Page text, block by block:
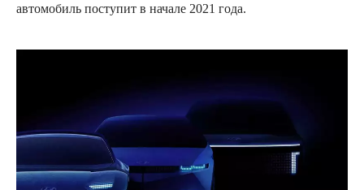
автомобиль поступит в начале 2021 года.